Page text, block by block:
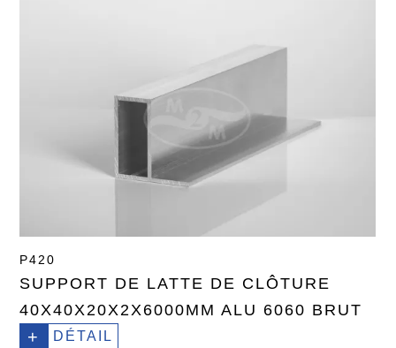
P420
SUPPORT DE LATTE DE CLÔTURE
40X40X20X2X6000MM ALU 6060 BRUT
+ DÉTAIL